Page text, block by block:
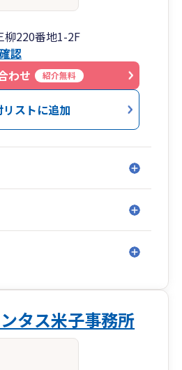
柳220番地1-2F
認
わせ
紹介無料
リストに追加
タス米子事務所